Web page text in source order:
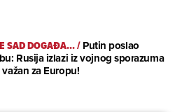
SAD DOGAĐA.../Putin poslao
Rusija izlazi iz vojnog sporazuma
za Europu!